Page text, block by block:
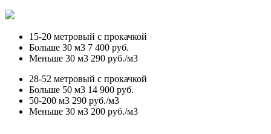
15-20 метровый с прокачкой
Больше 30 м3 7 400 руб.
Меньше 30 м3 290 руб./м3
28-52 метровый с прокачкой
Больше 50 м3 14 900 руб.
50-200 м3 290 руб./м3
Меньше 30 м3 200 руб./м3